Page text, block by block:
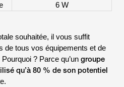
6 W
souhaitée, il vous suffit
de tous vos équipements et de
? Parce qu’un groupe
qu’à 80 % de son potentiel